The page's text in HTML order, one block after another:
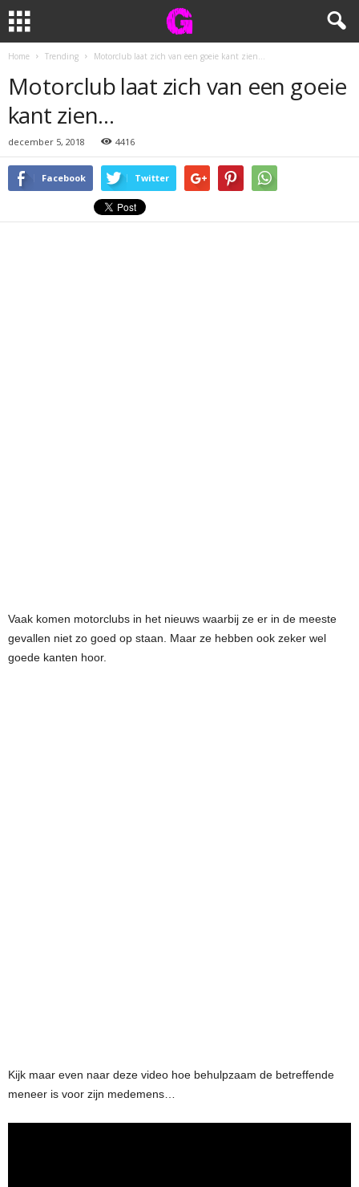
Home Trending Motorclub laat zich van een goeie kant zien…
Motorclub laat zich van een goeie
kant zien…
december 5, 2018 4416
Facebook Twitter
Vaak komen motorclubs in het nieuws waarbij ze er in de meeste
gevallen niet zo goed op staan. Maar ze hebben ook zeker wel
goede kanten hoor.
Kijk maar even naar deze video hoe behulpzaam de betreffende
meneer is voor zijn medemens…